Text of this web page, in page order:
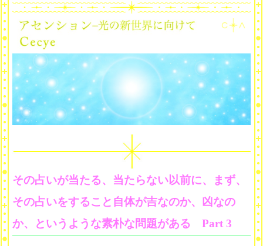
その占いが当たる、当たらない以前に、まず、
その占いをすること自体が吉なのか、凶なの
か、というような素朴な問題がある Part 3